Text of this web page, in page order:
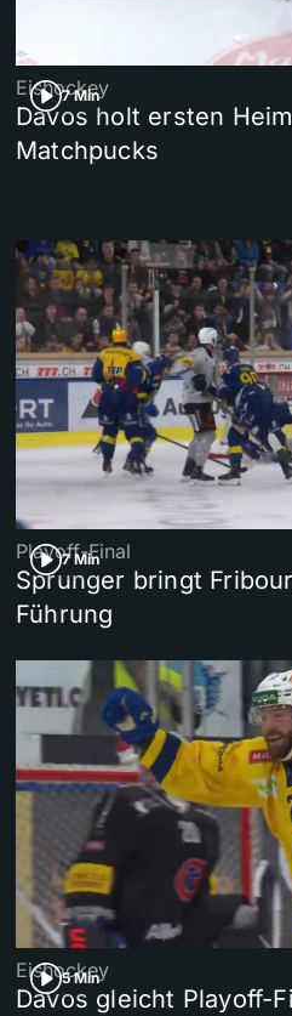
7 Min
Eishockey
Davos holt ersten
Matchpucks
7 Min
Playoff-Final
Sprunger bringt
Führung
5 Min
Eishockey
Davos gleicht Playoff-